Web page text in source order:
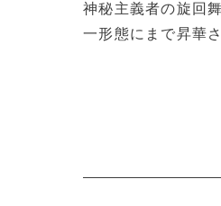
神秘主義者の旋回
一形態にまで昇華